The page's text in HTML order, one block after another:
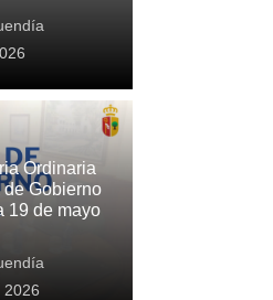
Manrique: Guía
en Lanzarote
Ordinaria
Gobierno
19 de mayo
2026